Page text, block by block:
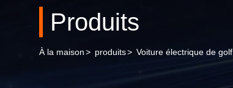
Produits
À la maison> produits> Voiture électrique de golf